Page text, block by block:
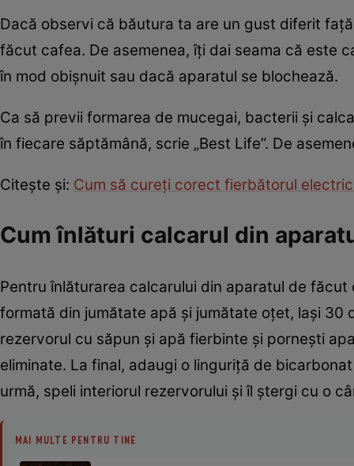
Dacă observi că băutura ta are un gust diferit
făcut cafea. De asemenea, îți dai seama că este
în mod obișnuit sau dacă aparatul se blochează.
Ca să previi formarea de mucegai, bacterii și
în fiecare săptămână, scrie „Best Life”. De
Citește și: Cum să cureți corect fierbătorul
Cum înlături calcarul din
Pentru înlăturarea calcarului din aparatul de
formată din jumătate apă și jumătate oțet, lași
rezervorul cu săpun și apă fierbinte și pornești
eliminate. La final, adaugi o linguriță de
urmă, speli interiorul rezervorului și îl ștergi cu o
MAI MULTE PENTRU TINE